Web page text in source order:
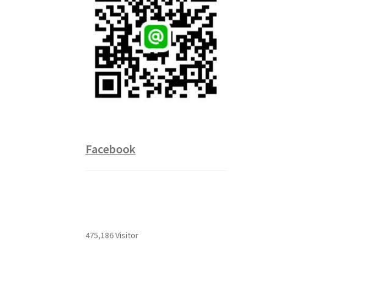
Facebook
475,186 Visitor